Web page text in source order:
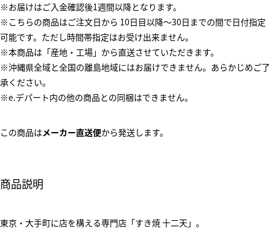
※お届けはご入金確認後1週間以降となります。
※こちらの商品はご注文日から 10日目以降～30日までの間で日付指定
可能です。ただし時間帯指定はお受け出来ません。
※本商品は「産地・工場」から直送させていただきます。
※沖縄県全域と全国の離島地域にはお届けできません。あらかじめご了
承ください。
※e.デパート内の他の商品との同梱はできません。
この商品はメーカー直送便から発送します。
商品説明
東京・大手町に店を構える専門店「すき焼 十二天」。